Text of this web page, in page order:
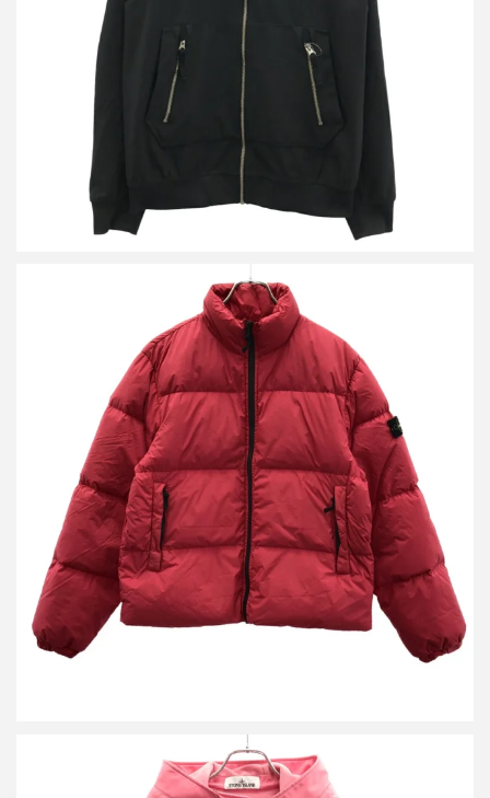
買取金額19,200円
詳しく見る
ストーンアイランド キッズダウンジャケット
買取金額12,000円
詳しく見る